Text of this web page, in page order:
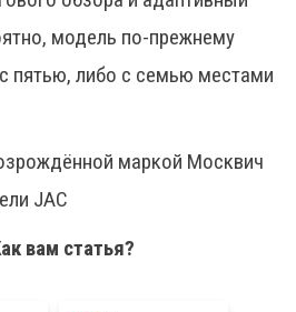
модель по-прежнему
пятью, либо с семью местами
маркой Москвич
JAC
вам статья?